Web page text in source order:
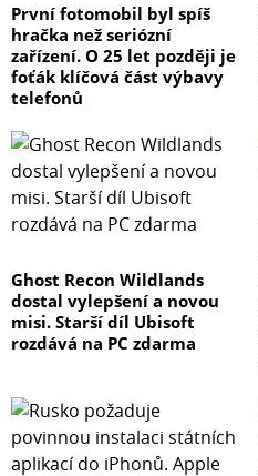
První fotomobil byl spíš
hračka než seriózní
zařízení. O 25 let později je
foťák klíčová část výbavy
telefonů
Ghost Recon Wildlands
dostal vylepšení a novou
misi. Starší díl Ubisoft
rozdává na PC zdarma